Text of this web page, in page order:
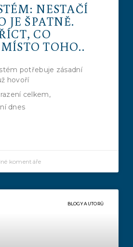
NESTAČÍ
JE ŠPATNĚ.
CO
TOHO..
potřebuje zásadní
hovoří
celkem,
dnes
komentáře
BLOGY AUTORŮ